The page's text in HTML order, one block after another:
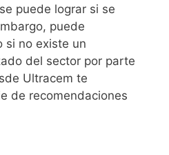
puede lograr si se
puede
si no existe un
del sector por parte
Ultracem te
de recomendaciones